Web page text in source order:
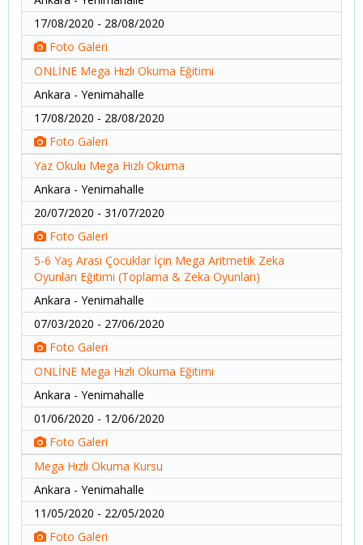
17/08/2020 - 28/08/2020
Foto Galeri
ONLİNE Mega Hızlı Okuma Eğitimi
Ankara - Yenimahalle
17/08/2020 - 28/08/2020
Foto Galeri
Yaz Okulu Mega Hızlı Okuma
Ankara - Yenimahalle
20/07/2020 - 31/07/2020
Foto Galeri
5-6 Yaş Arası Çocuklar İçin Mega Aritmetik Zeka
Oyunları Eğitimi (Toplama & Zeka Oyunları)
Ankara - Yenimahalle
07/03/2020 - 27/06/2020
Foto Galeri
ONLİNE Mega Hızlı Okuma Eğitimi
Ankara - Yenimahalle
01/06/2020 - 12/06/2020
Foto Galeri
Mega Hızlı Okuma Kursu
Ankara - Yenimahalle
11/05/2020 - 22/05/2020
Foto Galeri